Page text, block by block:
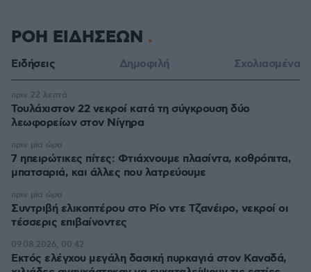
ΡΟΗ ΕΙΔΗΣΕΩΝ
Ειδήσεις Δημοφιλή Σχολιασμένα
Τουλάχιστον 22 νεκροί κατά τη σύγκρουση δύο
λεωφορείων στον Νίγηρα
πριν 22 λεπτά
7 ηπειρώτικες πίτες: Φτιάχνουμε πλασίντα, κοθρόπιτα,
μπατσαριά, και άλλες που λατρεύουμε
πριν μία ώρα
Συντριβή ελικοπτέρου στο Ρίο ντε Τζανέιρο, νεκροί οι
τέσσερις επιβαίνοντες
πριν μία ώρα
Εκτός ελέγχου μεγάλη δασική πυρκαγιά στον Καναδά,
09.08.2026, 00:42